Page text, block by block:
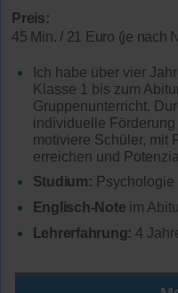
Preis:
45 Min. / 21 Euro (je nach
Ich habe über vier
Klasse 1 bis zum
Gruppenunterricht.
individuelle Förderung
motiviere Schüler, mit
erreichen und
Studium: Psychologie
Englisch-Note im
Lehrerfahrung: 4